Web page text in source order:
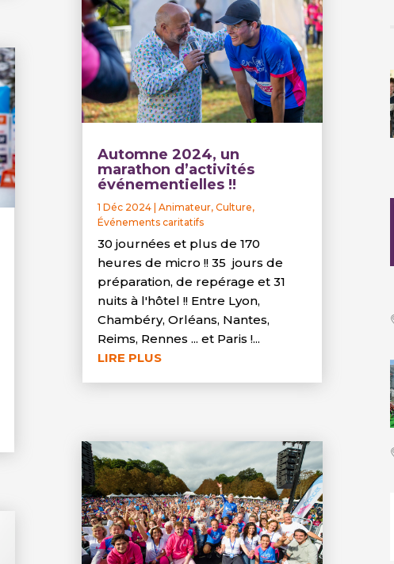
Automne 2024, un
marathon d’activités
événementielles !!
1 Déc 2024 |Animateur,Culture,
Événements caritatifs
30 journées et plus de 170
heures de micro !! 35 jours de
préparation, de repérage et 31
nuits à l'hôtel !! Entre Lyon,
Chambéry, Orléans, Nantes,
Reims, Rennes ... et Paris !...
LIRE PLUS